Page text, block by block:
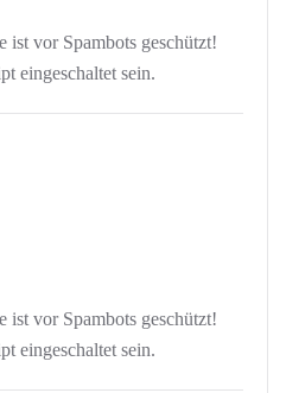
ist vor Spambots geschützt!
eingeschaltet sein.
ist vor Spambots geschützt!
eingeschaltet sein.